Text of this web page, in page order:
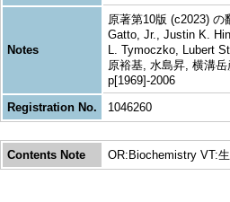
Notes
原著第10版 (c2023)
Gatto, Jr., Justin K.
L. Tymoczko, Lubert
原裕基, 水島昇, 横溝
p[1969]-2006
Registration No.
1046260
Contents Note OR:Biochemistry VT: